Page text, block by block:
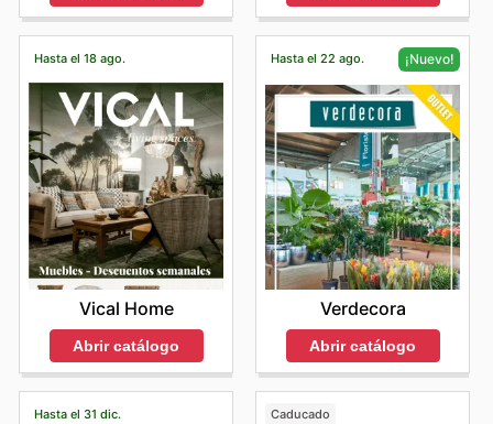
Hasta el 18 ago.
Vical Home
Abrir catálogo
Hasta el 22 ago. ¡Nuevo!
Verdecora
Abrir catálogo
Hasta el 31 dic. Caducado